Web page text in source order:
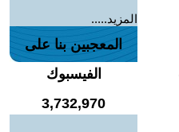
المزيد.....
المعجبين بنا على
الفيسبوك
3,732,970